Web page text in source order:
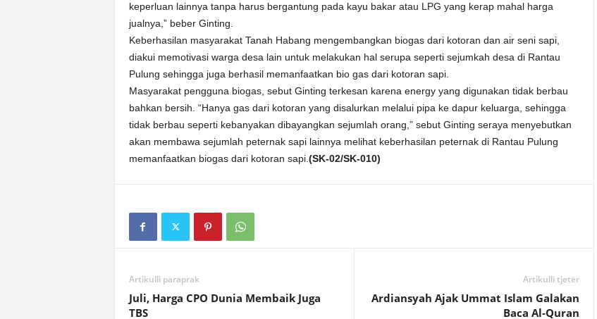
keperluan lainnya tanpa harus bergantung pada kayu bakar atau LPG yang kerap mahal harga
jualnya,” beber Ginting.
Keberhasilan masyarakat Tanah Habang mengembangkan biogas dari kotoran dan air seni sapi,
diakui memotivasi warga desa lain untuk melakukan hal serupa seperti sejumkah desa di Rantau
Pulung sehingga juga berhasil memanfaatkan bio gas dari kotoran sapi.
Masyarakat pengguna biogas, sebut Ginting terkesan karena energy yang digunakan tidak berbau
bahkan bersih. “Hanya gas dari kotoran yang disalurkan melalui pipa ke dapur keluarga, sehingga
tidak berbau seperti kebanyakan dibayangkan sejumlah orang,” sebut Ginting seraya menyebutkan
akan membawa sejumlah peternak sapi lainnya melihat keberhasilan peternak di Rantau Pulung
memanfaatkan biogas dari kotoran sapi. (SK-02/SK-010)
Artikulli paraprak
Juli, Harga CPO Dunia Membaik Juga
TBS
Artikulli tjetër
Ardiansyah Ajak Ummat Islam Galakan
Baca Al-Quran